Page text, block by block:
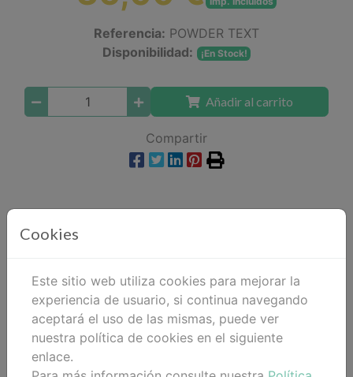
Referencia: POWDER TEXT
Disponibilidad:
¡En Stock!
Añadir al carrito
Compartir
Adjuntos
Opiniones
Recomendado para todo tipo de cabellos
Cookies
Este sitio web utiliza cookies para mejorar la
experiencia de usuario, si continua navegando
aceptará el uso de las mismas, puede ver
nuestra política de cookies en el siguiente
enlace.